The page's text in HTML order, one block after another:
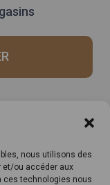
nous utilisons des
et/ou accéder aux
ces technologies nous
vous à notre